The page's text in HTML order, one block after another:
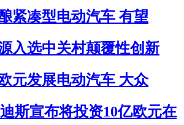
紧凑型电动汽车 有望
入选中关村颠覆性创新
元发展电动汽车 大众
斯宣布将投资10亿欧元在